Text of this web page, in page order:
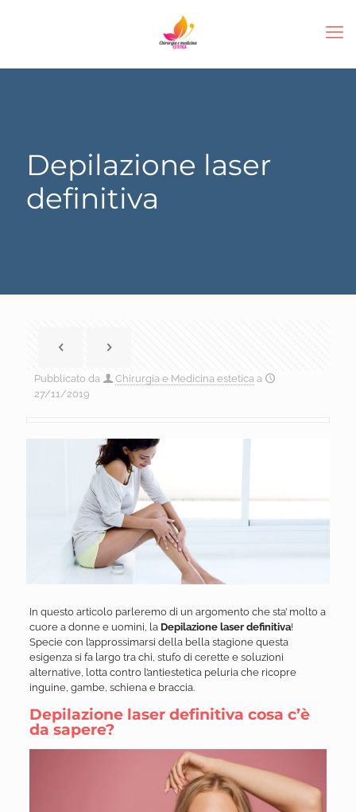
Depilazione laser
definitiva
Pubblicato da Chirurgia e Medicina estetica a
27/11/2019
In questo articolo parleremo di un argomento che sta’ molto a
cuore a donne e uomini, la Depilazione laser definitiva!
Specie con l’approssimarsi della bella stagione questa
esigenza si fa largo tra chi, stufo di cerette e soluzioni
alternative, lotta contro l’antiestetica peluria che ricopre
inguine, gambe, schiena e braccia.
Depilazione laser definitiva cosa c’è
da sapere?